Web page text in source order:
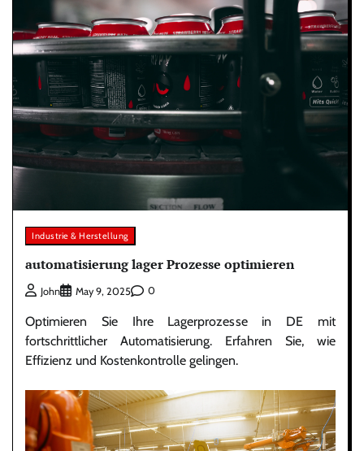
Industrie & Herstellung
automatisierung lager Prozesse optimieren
John May 9, 2025 0
Optimieren Sie Ihre Lagerprozesse in DE mit
fortschrittlicher Automatisierung. Erfahren Sie, wie
Effizienz und Kostenkontrolle gelingen.